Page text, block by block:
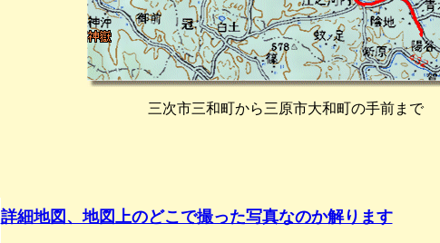
三次市三和町から三原市大和町の手前まで
詳細地図、地図上のどこで撮った写真なのか解ります